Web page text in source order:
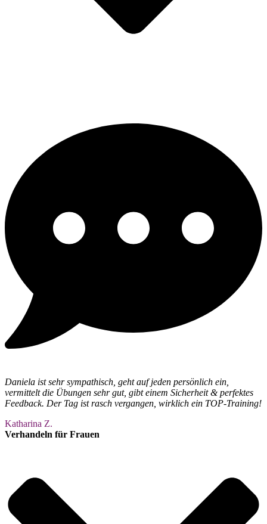
Daniela ist sehr sympathisch, geht auf jeden persönlich ein,
vermittelt die Übungen sehr gut, gibt einem Sicherheit & perfektes
Feedback. Der Tag ist rasch vergangen, wirklich ein TOP-Training!
Katharina Z.
Verhandeln für Frauen